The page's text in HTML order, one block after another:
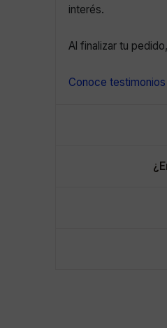
interés.
Al finalizar tu
Conoce